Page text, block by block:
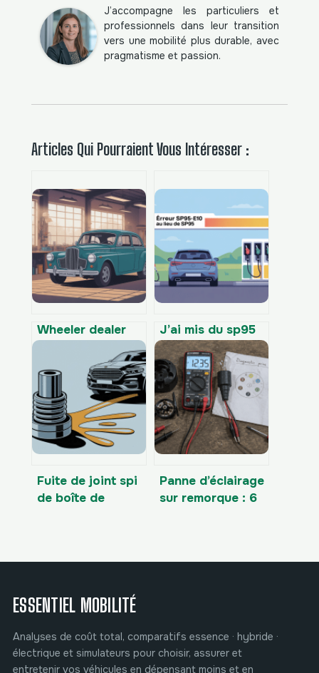
J’accompagne les particuliers et
professionnels dans leur transition
vers une mobilité plus durable, avec
pragmatisme et passion.
Articles Qui Pourraient Vous Intéresser :
Wheeler dealer
voiture à vendre :
comment trouver
les meilleures
offres
J’ai mis du sp95
e10 au lieu du
sp95 : que faut‑il
faire ?
Fuite de joint spi
de boîte de
Panne d’éclairage
sur remorque : 6
ESSENTIEL MOBILITÉ
Analyses de coût total, comparatifs essence · hybride ·
électrique et simulateurs pour choisir, assurer et
entretenir vos véhicules en dépensant moins et en